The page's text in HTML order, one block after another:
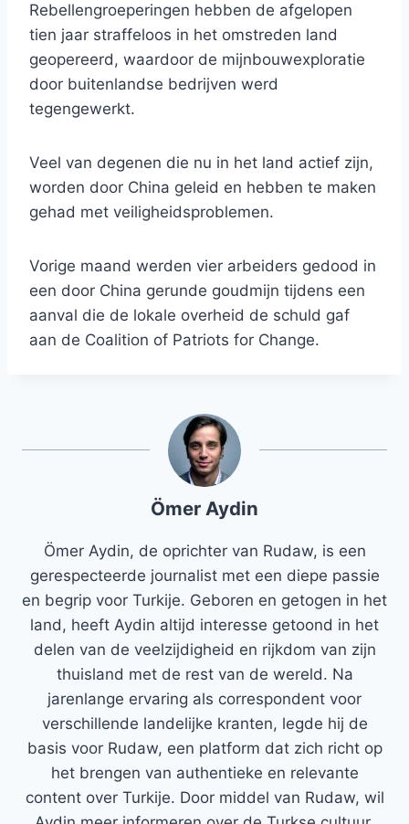
Rebellengroeperingen hebben de afgelopen
tien jaar straffeloos in het omstreden land
geopereerd, waardoor de mijnbouwexploratie
door buitenlandse bedrijven werd
tegengewerkt.
Veel van degenen die nu in het land actief zijn,
worden door China geleid en hebben te maken
gehad met veiligheidsproblemen.
Vorige maand werden vier arbeiders gedood in
een door China gerunde goudmijn tijdens een
aanval die de lokale overheid de schuld gaf
aan de Coalition of Patriots for Change.
Ömer Aydin
Ömer Aydin, de oprichter van Rudaw, is een
gerespecteerde journalist met een diepe passie
en begrip voor Turkije. Geboren en getogen in het
land, heeft Aydin altijd interesse getoond in het
delen van de veelzijdigheid en rijkdom van zijn
thuisland met de rest van de wereld. Na
jarenlange ervaring als correspondent voor
verschillende landelijke kranten, legde hij de
basis voor Rudaw, een platform dat zich richt op
het brengen van authentieke en relevante
content over Turkije. Door middel van Rudaw, wil